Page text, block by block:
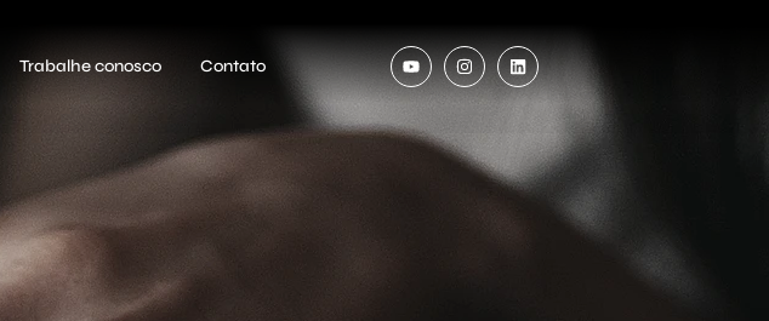
Trabalhe conosco Contato